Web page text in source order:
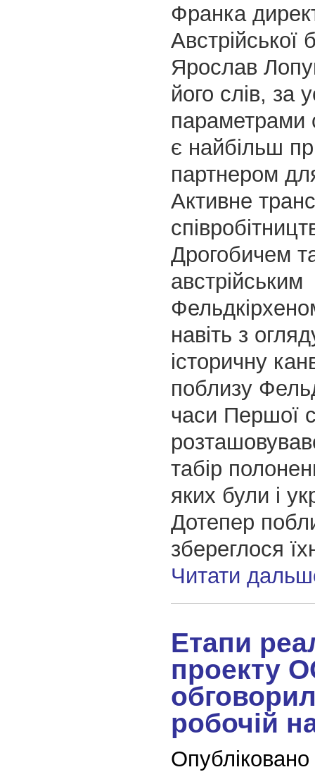
Франка
Австрійської
Ярослав
його слів, за
параметрами
є найбільш
партнером
Активне
Дрогобичем
австрійським
навіть з
історичну
поблизу
часи Першої
табір
яких були і
Дотепер
збереглося
Читати
Етапи
проекту
робочій